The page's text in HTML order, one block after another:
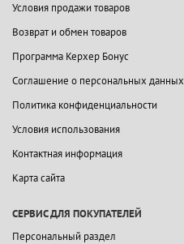
Условия продажи товаров
Возврат и обмен товаров
Программа Керхер Бонус
Соглашение о персональных данных
Политика конфиденциальности
Условия использования
Контактная информация
Карта сайта
СЕРВИС ДЛЯ ПОКУПАТЕЛЕЙ
Персональный раздел